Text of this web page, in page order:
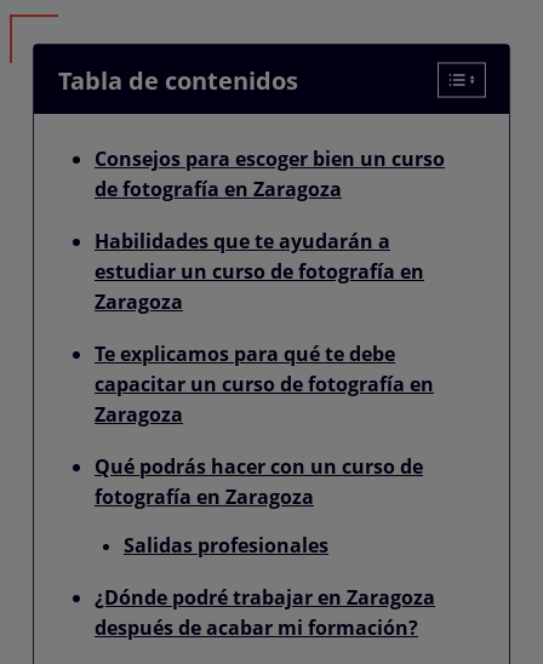
Tabla de contenidos
Consejos para escoger bien un curso
de fotografía en Zaragoza
Habilidades que te ayudarán a
estudiar un curso de fotografía en
Zaragoza
Te explicamos para qué te debe
capacitar un curso de fotografía en
Zaragoza
Qué podrás hacer con un curso de
fotografía en Zaragoza
Salidas profesionales
¿Dónde podré trabajar en Zaragoza
después de acabar mi formación?